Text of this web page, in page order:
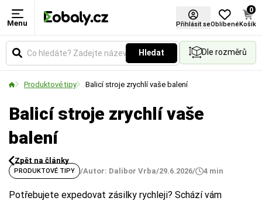
Menu Přihlásit seOblíbené
0
Košík
Hledat Dle rozměrů
Produktové tipy Balicí stroje zrychlí vaše balení
Balicí stroje zrychlí vaše
balení
Zpět na články
PRODUKTOVÉ TIPY /Autor: Dalibor Vrba/29.6.2026/ 4 min
Potřebujete expedovat zásilky rychleji? Schází vám